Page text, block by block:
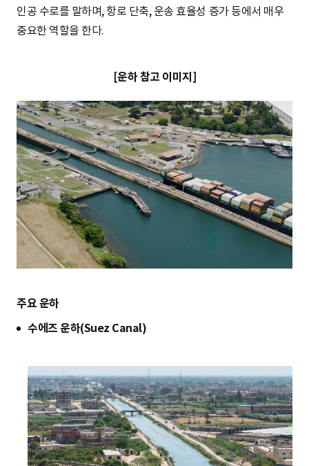
인공 수로를 말하며, 항로 단축, 운송 효율성 증가 등에서 매우
중요한 역할을 한다.
[운하 참고 이미지]
주요 운하
수에즈 운하(Suez Canal)